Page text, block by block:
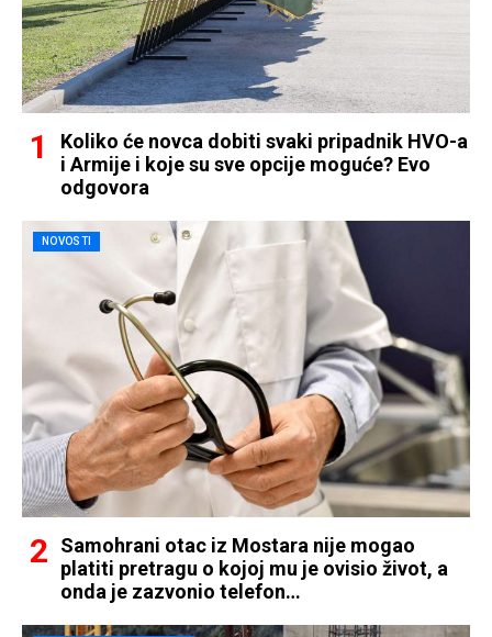
Koliko će novca dobiti svaki pripadnik HVO-a
i Armije i koje su sve opcije moguće? Evo
odgovora
NOVOSTI
Samohrani otac iz Mostara nije mogao
platiti pretragu o kojoj mu je ovisio život, a
onda je zazvonio telefon…